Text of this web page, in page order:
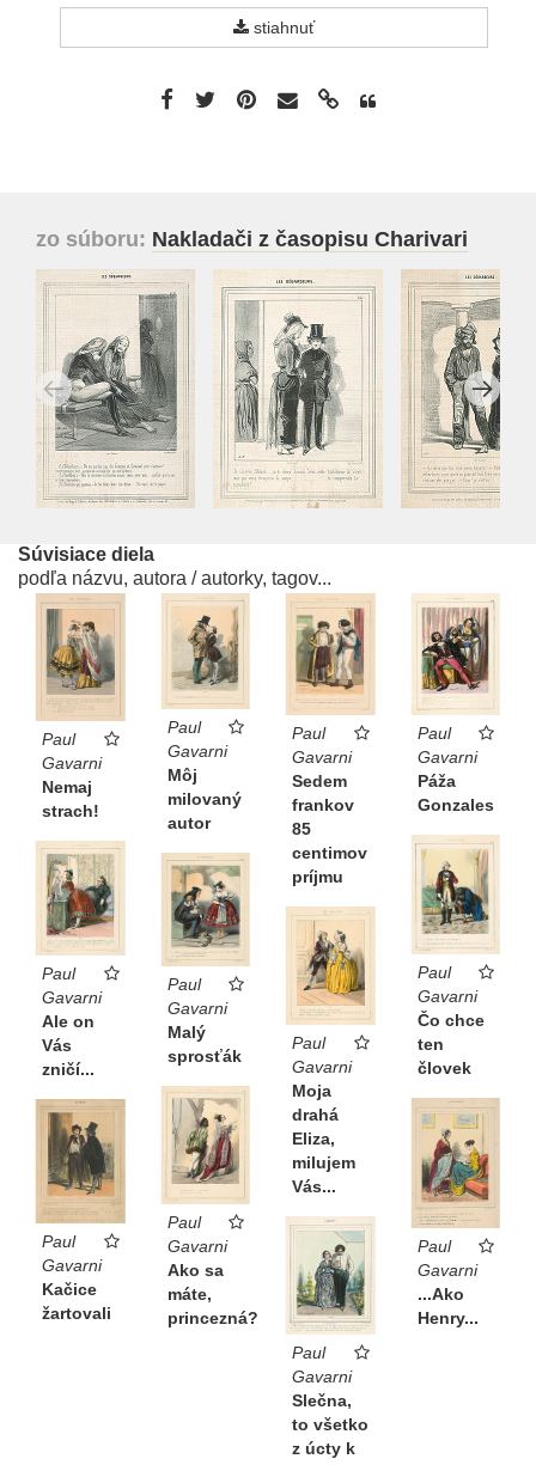
stiahnuť
zo súboru: Nakladači z časopisu Charivari
Súvisiace diela
podľa názvu, autora / autorky, tagov...
Paul
Gavarni
Nemaj
strach!
Paul
Gavarni
Môj
milovaný
autor
Paul
Gavarni
Sedem
frankov
85
centimov
príjmu
Paul
Gavarni
Páža
Gonzales
Paul
Gavarni
Čo chce
ten
človek
Paul
Gavarni
Ale on
Vás
zničí...
Paul
Gavarni
Malý
sprosťák
Paul
Gavarni
Moja
drahá
Eliza,
milujem
Vás...
Paul
Gavarni
Ako sa
máte,
princezná?
Paul
Gavarni
...Ako
Henry...
Paul
Gavarni
Kačice
žartovali
Paul
Gavarni
Slečna,
to všetko
z úcty k